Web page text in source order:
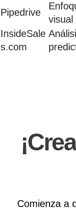
Pipedrive
visual
InsideSale
s.com
Comienza a